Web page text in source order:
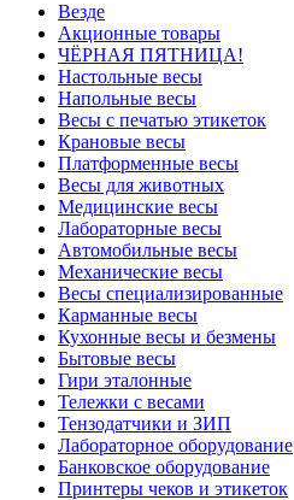
Везде
Акционные товары
ЧЁРНАЯ ПЯТНИЦА!
Настольные весы
Напольные весы
Весы с печатью этикеток
Крановые весы
Платформенные весы
Весы для животных
Медицинские весы
Лабораторные весы
Автомобильные весы
Механические весы
Весы специализированные
Карманные весы
Кухонные весы и безмены
Бытовые весы
Гири эталонные
Тележки с весами
Тензодатчики и ЗИП
Лабораторное оборудование
Банковское оборудование
Принтеры чеков и этикеток